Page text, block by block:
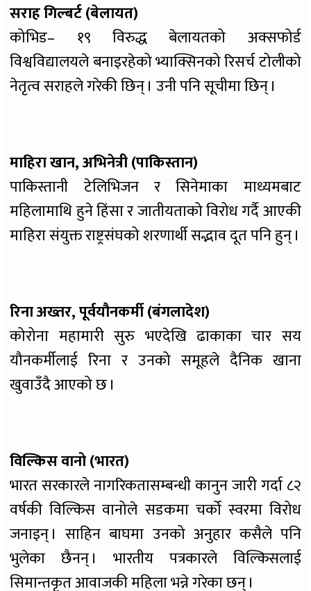
सराह गिल्बर्ट (बेलायत)
कोभिड– १९ विरुद्ध बेलायतको अक्सफोर्ड
विश्वविद्यालयले बनाइरहेको भ्याक्सिनको रिसर्च टोलीको
नेतृत्व सराहले गरेकी छिन् । उनी पनि सूचीमा छिन् ।
माहिरा खान, अभिनेत्री (पाकिस्तान)
पाकिस्तानी टेलिभिजन र सिनेमाका माध्यमबाट
महिलामाथि हुने हिंसा र जातीयताको विरोध गर्दै आएकी
माहिरा संयुक्त राष्ट्रसंघको शरणार्थी सद्भाव दूत पनि हुन् ।
रिना अख्तर, पूर्वयौनकर्मी (बंगलादेश)
कोरोना महामारी सुरु भएदेखि ढाकाका चार सय
यौनकर्मीलाई रिना र उनको समूहले दैनिक खाना
खुवाउँदै आएको छ ।
विल्किस वानो (भारत)
भारत सरकारले नागरिकतासम्बन्धी कानुन जारी गर्दा ८२
वर्षकी विल्किस वानोले सडकमा चर्को स्वरमा विरोध
जनाइन् । साहिन बाघमा उनको अनुहार कसैले पनि
भुलेका छैनन् । भारतीय पत्रकारले विल्किसलाई
सिमान्तकृत आवाजकी महिला भन्ने गरेका छन् ।